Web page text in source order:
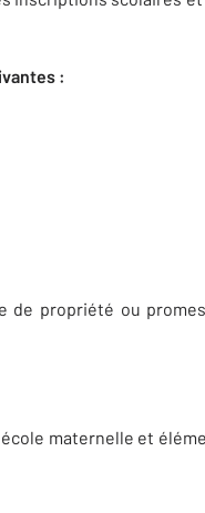
:
de propriété ou
maternelle et